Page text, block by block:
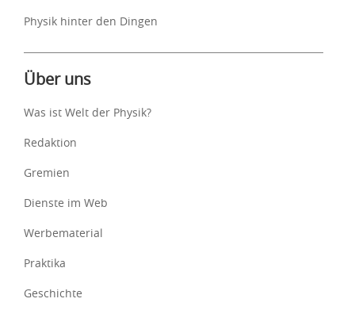
Physik hinter den Dingen
Über uns
Was ist Welt der Physik?
Redaktion
Gremien
Dienste im Web
Werbematerial
Praktika
Geschichte